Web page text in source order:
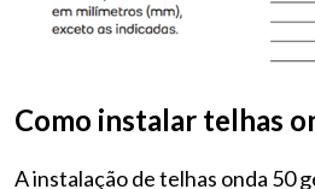
Como instalar telhas
A instalação de telhas onda 50